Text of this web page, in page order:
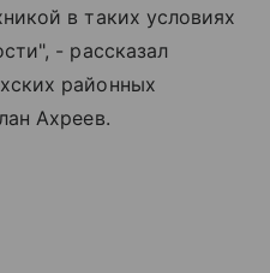
в таких условиях
- рассказал
районных
Ахреев.